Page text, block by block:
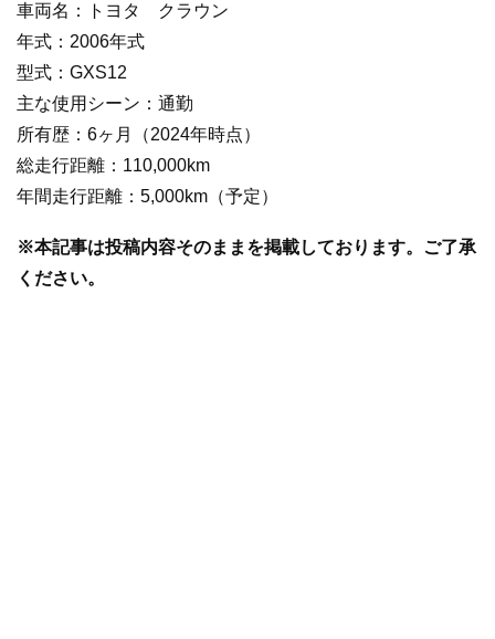
車両名：トヨタ クラウン
年式：2006年式
型式：GXS12
主な使用シーン：通勤
所有歴：6ヶ月（2024年時点）
総走行距離：110,000km
年間走行距離：5,000km（予定）
※本記事は投稿内容そのままを掲載しております。ご了承
ください。